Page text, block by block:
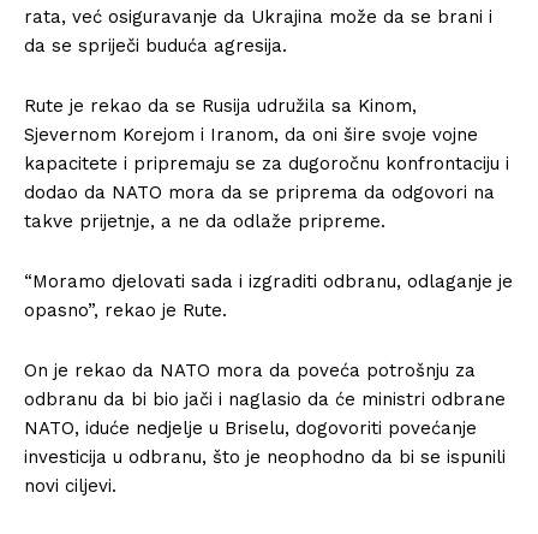
rata, već osiguravanje da Ukrajina može da se brani i
da se spriječi buduća agresija.
Rute je rekao da se Rusija udružila sa Kinom,
Sjevernom Korejom i Iranom, da oni šire svoje vojne
kapacitete i pripremaju se za dugoročnu konfrontaciju i
dodao da NATO mora da se priprema da odgovori na
takve prijetnje, a ne da odlaže pripreme.
“Moramo djelovati sada i izgraditi odbranu, odlaganje je
opasno”, rekao je Rute.
On je rekao da NATO mora da poveća potrošnju za
odbranu da bi bio jači i naglasio da će ministri odbrane
NATO, iduće nedjelje u Briselu, dogovoriti povećanje
investicija u odbranu, što je neophodno da bi se ispunili
novi ciljevi.